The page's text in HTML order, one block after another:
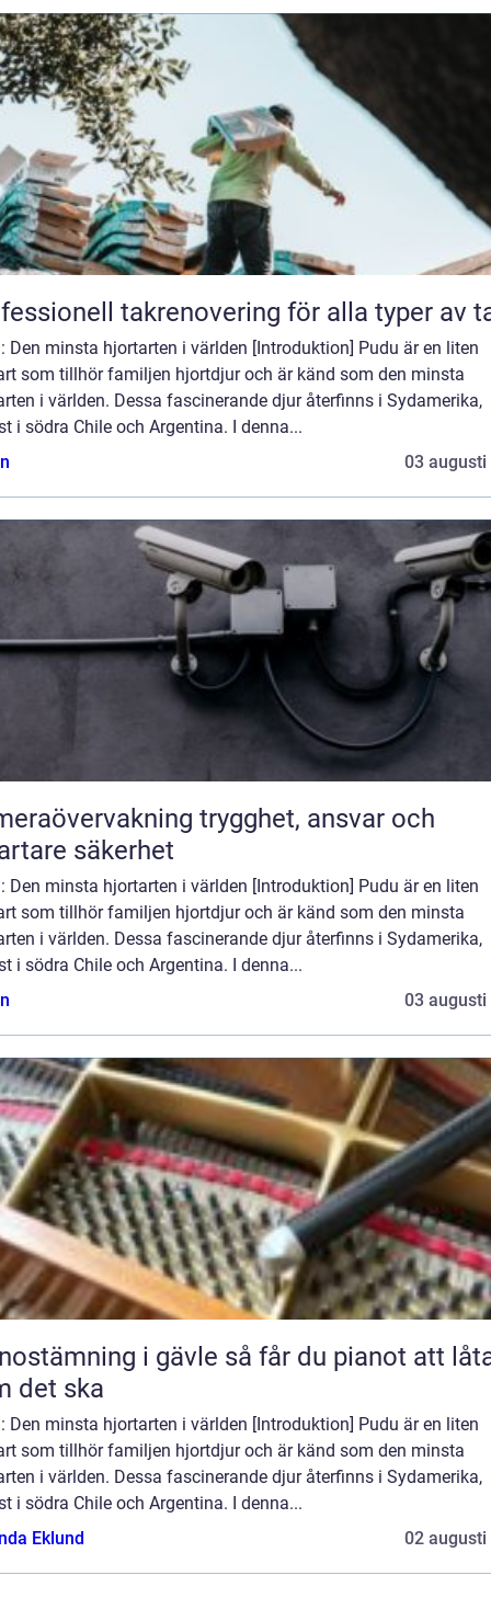
takrenovering för alla typer av
Den minsta hjortarten i världen [Introduktion] Pudu är en liten
som tillhör familjen hjortdjur och är känd som den minsta
i världen. Dessa fascinerande djur återfinns i Sydamerika,
i södra Chile och Argentina. I denna...
03 augusti
trygghet, ansvar och
säkerhet
Den minsta hjortarten i världen [Introduktion] Pudu är en liten
som tillhör familjen hjortdjur och är känd som den minsta
i världen. Dessa fascinerande djur återfinns i Sydamerika,
i södra Chile och Argentina. I denna...
03 augusti
i gävle så får du pianot att låta
det ska
Den minsta hjortarten i världen [Introduktion] Pudu är en liten
som tillhör familjen hjortdjur och är känd som den minsta
i världen. Dessa fascinerande djur återfinns i Sydamerika,
i södra Chile och Argentina. I denna...
Eklund
02 augusti